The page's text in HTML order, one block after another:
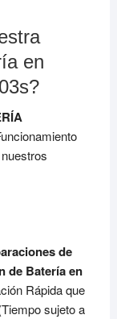
en
de
de Batería en
Rápida que
sujeto a